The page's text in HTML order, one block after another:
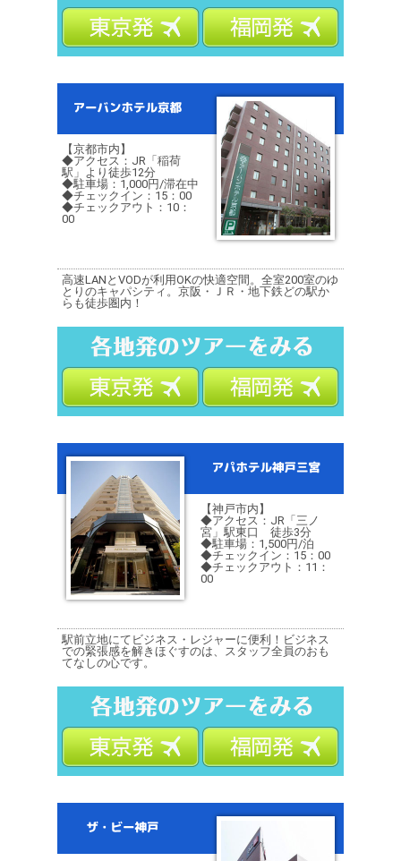
【京都市内】
◆アクセス：JR「稲荷
駅」より徒歩12分
◆駐車場：1,000円/滞在中
◆チェックイン：15：00
◆チェックアウト：10：
00
高速LANとVODが利用OKの快適空間。全室200室のゆ
とりのキャパシティ。京阪・ＪＲ・地下鉄どの駅か
らも徒歩圏内！
【神戸市内】
◆アクセス：JR「三ノ
宮」駅東口 徒歩3分
◆駐車場：1,500円/泊
◆チェックイン：15：00
◆チェックアウト：11：
00
駅前立地にてビジネス・レジャーに便利！ビジネス
での緊張感を解きほぐすのは、スタッフ全員のおも
てなしの心です。